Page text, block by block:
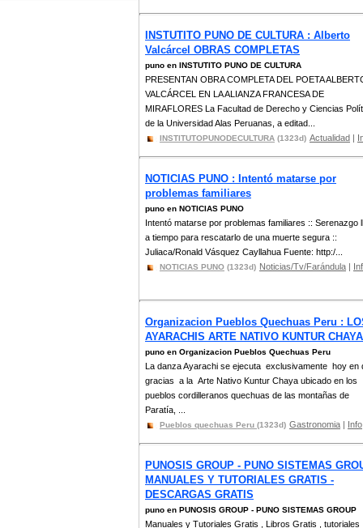
INSTUTITO PUNO DE CULTURA : Alberto
Valcárcel OBRAS COMPLETAS
puno en INSTUTITO PUNO DE CULTURA
PRESENTAN OBRA COMPLETA DEL POETA
VALCÁRCEL EN LA ALIANZA FRANCESA DE
MIRAFLORES La Facultad de Derecho y Ciencias
de la Universidad Alas Peruanas, a editad...
INSTITUTOPUNODECULTURA (1323d) Actualidad |
NOTICIAS PUNO : Intentó matarse por
problemas familiares
puno en NOTICIAS PUNO
Intentó matarse por problemas familiares :: Serenazgo
a tiempo para rescatarlo de una muerte segura ::
Juliaca/Ronald Vásquez Cayllahua Fuente: http:/...
NOTICIAS PUNO (1323d) Noticias/Tv/Farándula |
Organizacion Pueblos Quechuas Peru :
AYARACHIS ARTE NATIVO KUNTUR CHAYA
puno en Organizacion Pueblos Quechuas Peru
La danza Ayarachi se ejecuta exclusivamente hoy en
gracias a la Arte Nativo Kuntur Chaya ubicado en los
pueblos cordilleranos quechuas de las montañas de
Paratía, ...
Pueblos quechuas Peru (1323d) Gastronomia | Info
PUNOSIS GROUP - PUNO SISTEMAS
MANUALES Y TUTORIALES GRATIS -
DESCARGAS GRATIS
puno en PUNOSIS GROUP - PUNO SISTEMAS GROUP
Manuales y Tutoriales Gratis , Libros Gratis , tutoriales